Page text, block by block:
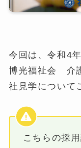
今回は、令和4
博光福祉会 介
社見学について
こちらの採